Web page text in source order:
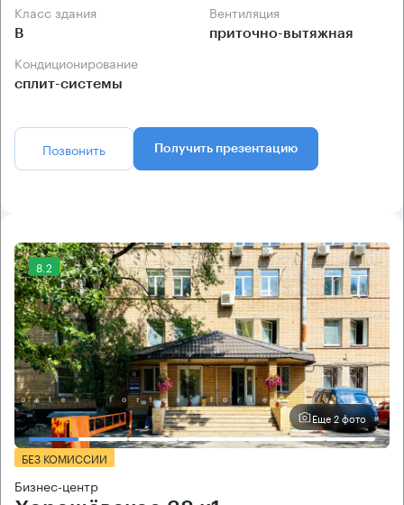
Класс здания
B
Вентиляция
приточно-вытяжная
Кондиционирование
сплит-системы
Позвонить Получить презентацию
8.2
Еще 2 фото
БЕЗ КОМИССИИ
Бизнес-центр